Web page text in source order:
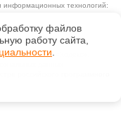
информационных технологий:
АО «Кодекс».
данных
российского программного
файлов
работу сайта,